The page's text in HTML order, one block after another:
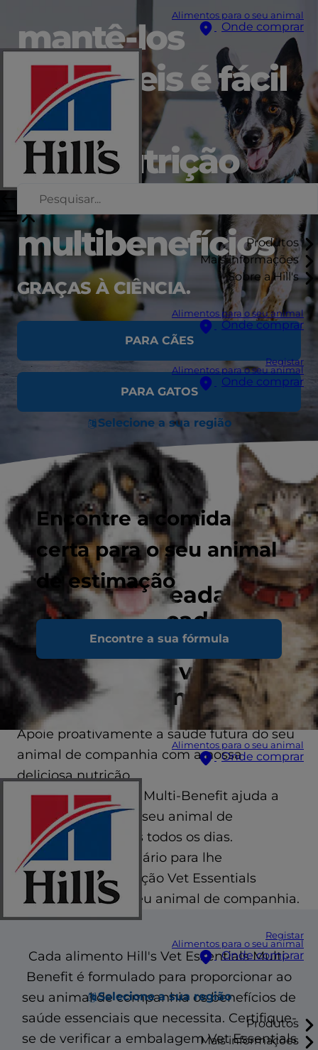
Alimentos para o seu animal
Onde comprar
Produtos
Mais informações
Sobre a Hill's
Alimentos para o seu animal
Onde comprar
Registar
Alimentos para o seu animal
Onde comprar
Selecione a sua região
Encontre a comida
certa para o seu animal
de estimação
Encontre a sua fórmula
Alimentos para o seu animal
Onde comprar
Registar
Alimentos para o seu animal
Onde comprar
Selecione a sua região
Produtos
Mais informações
mantê-los
saudáveis é fácil
com
uma nutrição
com
multibenefícios
GRAÇAS À CIÊNCIA.
PARA CÃES
PARA GATOS
Nutrição baseada em
ciência avançada para
proporcionar a melhor
qualidade de vida ao
seu melhor amigo
Apoie proativamente a saúde futura do seu
animal de companhia com a nossa
deliciosa nutrição.
Hill's Vet Essentials Multi-Benefit ajuda a
manter a saúde do seu animal de
companhia simples todos os dias.
Peça ao seu veterinário para lhe
recomendar a nutrição Vet Essentials
adequada para o seu animal de companhia.
Cada alimento Hill's Vet Essentials Multi-
Benefit é formulado para proporcionar ao
seu animal de companhia os benefícios de
saúde essenciais que necessita. Certifique-
se de verificar a embalagem Vet Essentials